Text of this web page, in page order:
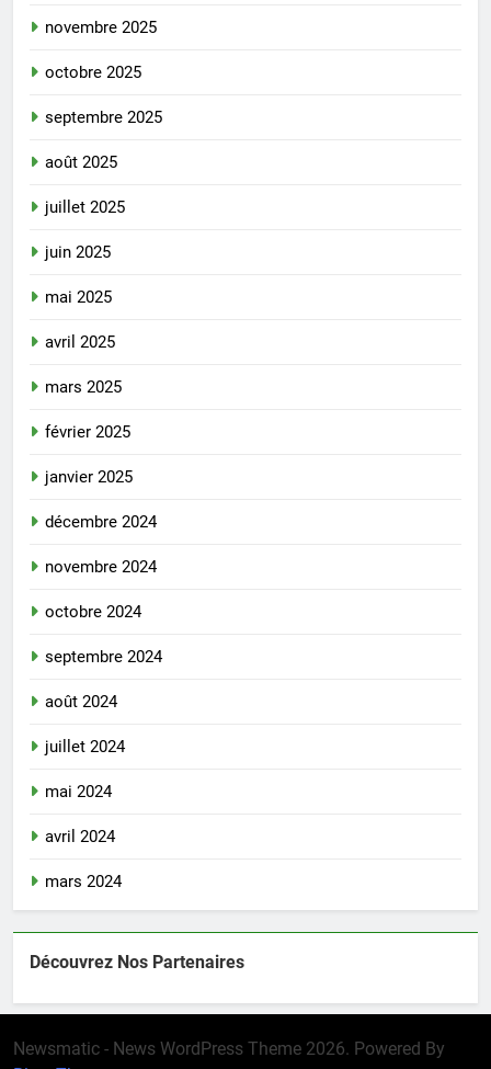
novembre 2025
octobre 2025
septembre 2025
août 2025
juillet 2025
juin 2025
mai 2025
avril 2025
mars 2025
février 2025
janvier 2025
décembre 2024
novembre 2024
octobre 2024
septembre 2024
août 2024
juillet 2024
mai 2024
avril 2024
mars 2024
Découvrez Nos Partenaires
Newsmatic - News WordPress Theme 2026. Powered By